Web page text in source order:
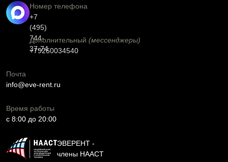
Номер телефона
+7
(495)
744-
37-74
Дополнительный (мессенджеры)
+79260034540
Почта
info@eve-rent.ru
Время работы
c 8:00 до 20:00
ЭВЕРЕНТ -
члены НААСТ